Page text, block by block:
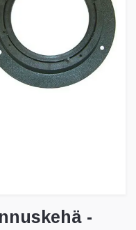
-